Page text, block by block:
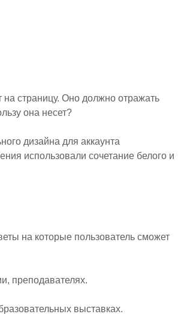
страницу. Оно должно отражать
она несет?
дизайна для аккаунта
использовали сочетание белого и
на которые пользователь сможет
преподавателях.
выставках.